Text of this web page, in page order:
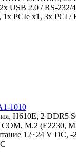
USB 2.0 / RS-232/
1x PCIe x1, 3x PCI /
1010
H610E, 2 DDR5
M.2 (E2230,
12~24 V DC, -